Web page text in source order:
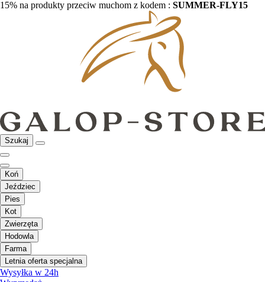
15% na produkty przeciw muchom z kodem : SUMMER-FLY15
Szukaj
Koń
Jeździec
Pies
Kot
Zwierzęta
Hodowla
Farma
Letnia oferta specjalna
Wysyłka w 24h